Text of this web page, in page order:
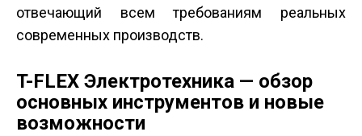
отвечающий всем требованиям реальных
современных производств.
T-FLEX Электротехника — обзор
основных инструментов и новые
возможности